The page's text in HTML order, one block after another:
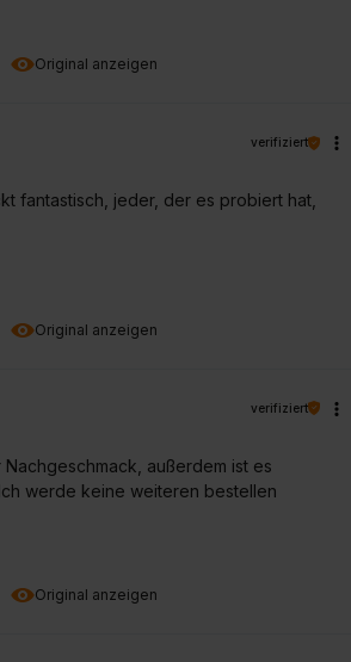
Original anzeigen
Original anzeigen
verifiziert
fantastisch, jeder, der es probiert hat,
Original anzeigen
verifiziert
außerdem ist es
werde keine weiteren bestellen